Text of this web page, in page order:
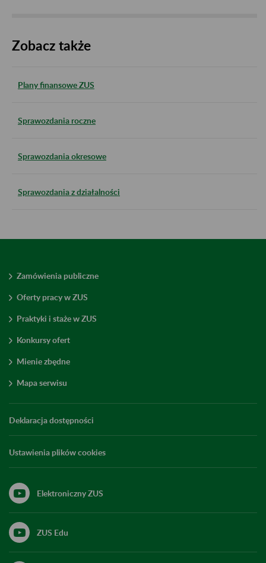
Zobacz także
Plany finansowe ZUS
Sprawozdania roczne
Sprawozdania okresowe
Sprawozdania z działalności
Zamówienia publiczne
Oferty pracy w ZUS
Praktyki i staże w ZUS
Konkursy ofert
Mienie zbędne
Mapa serwisu
Deklaracja dostępności
Ustawienia plików cookies
Elektroniczny ZUS
ZUS Edu